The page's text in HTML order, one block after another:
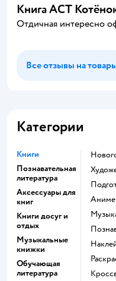
Книга АСТ
Отдичная интересно
Все отзывы на
Категории
Книги
Познавательная
литература
Аксессуары для
книг
Книги досуг и
отдых
Музыкальные
книжки
Обучающая
литература
Аниме